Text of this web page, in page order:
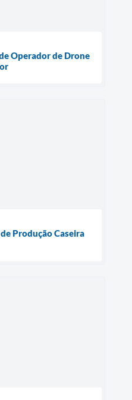
Operador de Drone
Produção Caseira